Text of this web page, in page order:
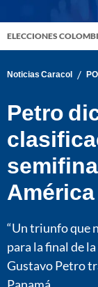
ELECCIONES
Noticias Caracol /
Petro
“Un triunfo que
para la final de
Gustavo Petro
Panamá.